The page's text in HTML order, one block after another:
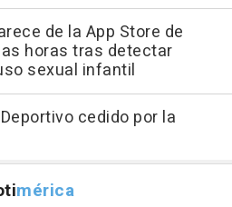
de la App Store de
horas tras detectar
sexual infantil
cedido por la
mérica